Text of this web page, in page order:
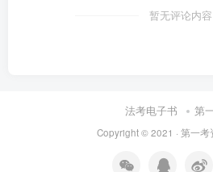
暂无评论内容
法考电子书 第
Copyright © 2021 · 第一考